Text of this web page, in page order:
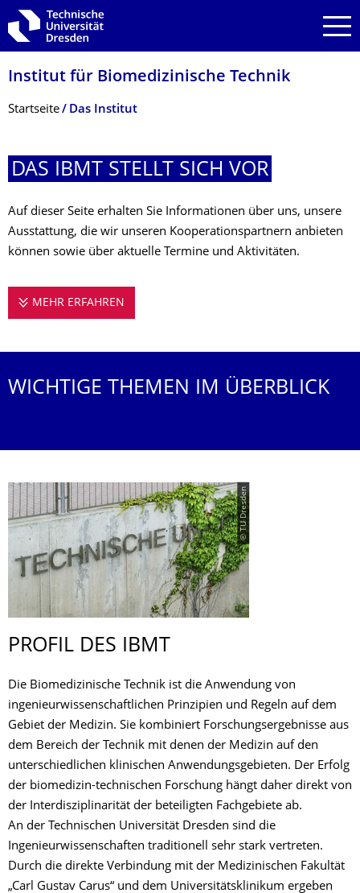
Zur Hauptnavigation springen
Zur Suche springen
Zum Inhalt springen
Institut für Biomedizinische Technik
Breadcrumb-Menü
Startseite Das Institut
DAS IBMT STELLT SICH VOR
Auf dieser Seite erhalten Sie Informationen über uns, unsere
Ausstattung, die wir unseren Kooperationspartnern anbieten
können sowie über aktuelle Termine und Aktivitäten.
MEHR ERFAHREN
WICHTIGE THEMEN IM ÜBERBLICK
© TU Dresden
PROFIL DES IBMT
Die Biomedizinische Technik ist die Anwendung von
ingenieurwissenschaftlichen Prinzipien und Regeln auf dem
Gebiet der Medizin. Sie kombiniert Forschungsergebnisse aus
dem Bereich der Technik mit denen der Medizin auf den
unterschiedlichen klinischen Anwendungsgebieten. Der Erfolg
der biomedizin-technischen Forschung hängt daher direkt von
der Interdisziplinarität der beteiligten Fachgebiete ab.
An der Technischen Universität Dresden sind die
Ingenieurwissenschaften traditionell sehr stark vertreten.
Durch die direkte Verbindung mit der Medizinischen Fakultät
„Carl Gustav Carus“ und dem Universitätsklinikum ergeben